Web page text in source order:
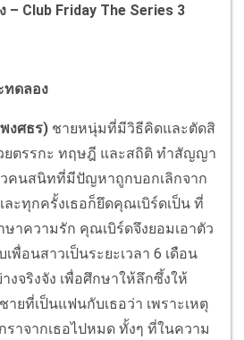
– Club Friday The Series 3
ทดลอง
ศธร) ชายหนุ่มที่มีวิธีคิดและตัดสิ
ยตรรกะ ทฤษฎี และสถิติ ทำสัญญา
คนสนิทที่มีปัญหาถูกบอกเลิกจาก
ะทุกครั้งเธอก็ยึดคุณเบิร์ดเป็น ที่
าความรัก คุณเบิร์ดจึงยอมเอาตัว
พื่อนสาวเป็นระยะเวลา 6 เดือน
งจริงจัง เพื่อศึกษาให้ลึกซึ้งให้
ายที่เป็นแฟนกับเธอว่า เพราะเหตุ
ราจากเธอไปหมด ทั้งๆ ที่ในความ